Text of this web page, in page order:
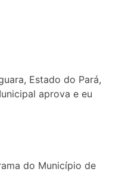
Estado do Pará,
aprova e eu
do Município de